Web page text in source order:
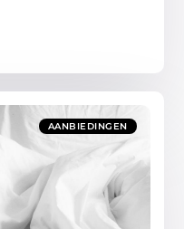
AANBIEDINGEN